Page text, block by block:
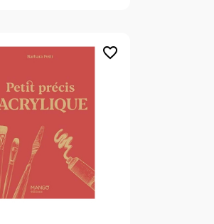
favorite_border